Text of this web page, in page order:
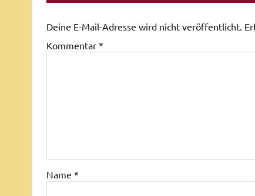
Deine E-Mail-Adresse wird nicht veröffentlicht.
Kommentar *
Name *